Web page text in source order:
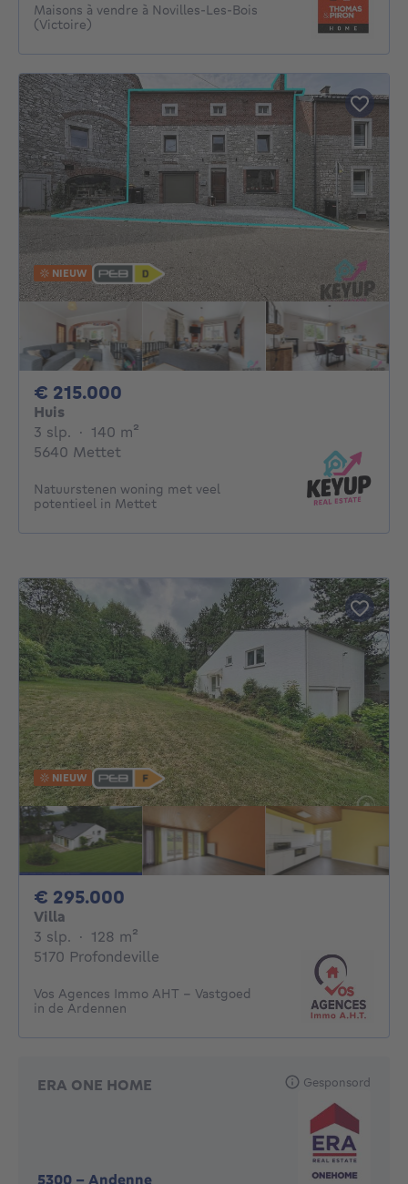
Maisons à vendre à Novilles-Les-Bois
(Victoire)
NIEUW
€ 215.000
Huis
3 slp. 3 slaapkamers
· 140 m²
5640 Mettet
Natuurstenen woning met veel
potentieel in Mettet
NIEUW
€ 295.000
Villa
3 slp. 3 slaapkamers
· 128 m²
5170 Profondeville
Vos Agences Immo AHT - Vastgoed
in de Ardennen
ERA ONE HOME
5300 - Andenne
Gesponsord